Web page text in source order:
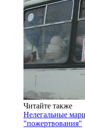
Читайте также
Нелегальные
"пожертвования"